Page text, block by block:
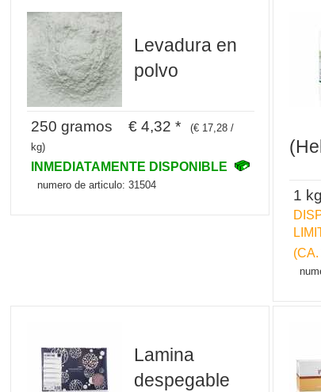
Levadura en
polvo
250 gramos € 4,32 *
(€ 17,28 /
kg)
INMEDIATAMENTE DISPONIBLE
numero de articulo: 31504
1
Lamina
despegable